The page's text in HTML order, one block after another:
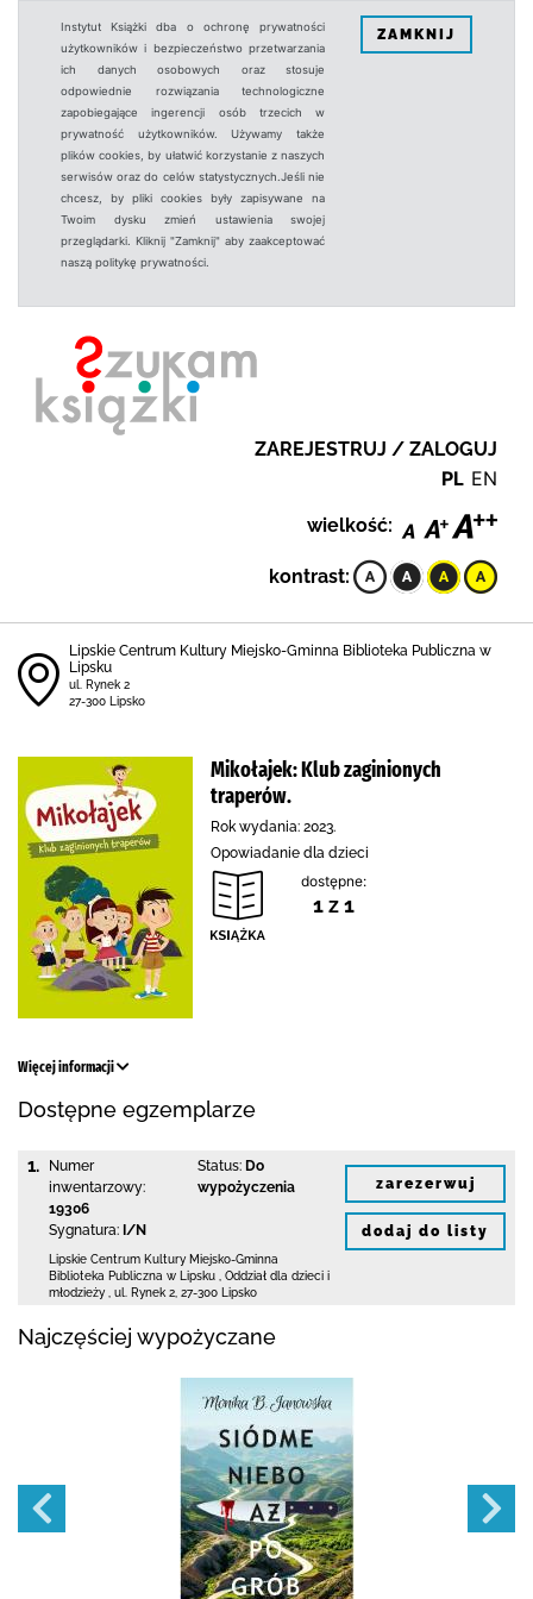
Instytut Książki dba o ochronę prywatności
użytkowników i bezpieczeństwo przetwarzania
ich danych osobowych oraz stosuje
odpowiednie rozwiązania technologiczne
zapobiegające ingerencji osób trzecich w
prywatność użytkowników. Używamy także
plików cookies, by ułatwić korzystanie z naszych
serwisów oraz do celów statystycznych.Jeśli nie
chcesz, by pliki cookies były zapisywane na
Twoim dysku zmień ustawienia swojej
przeglądarki. Kliknij "Zamknij" aby zaakceptować
naszą politykę prywatności.
ZAMKNIJ
ZAREJESTRUJ / ZALOGUJ
PL EN
wielkość:
kontrast:
Lipskie Centrum Kultury Miejsko-Gminna Biblioteka Publiczna w
Lipsku
ul. Rynek 2
27-300 Lipsko
Mikołajek: Klub zaginionych
traperów.
Rok wydania: 2023.
Opowiadanie dla dzieci
dostępne:
1 z 1
Więcej informacji
Dostępne egzemplarze
1.
Numer
inwentarzowy:
19306
Sygnatura: I/N
Status: Do
wypożyczenia
Lipskie Centrum Kultury Miejsko-Gminna
Biblioteka Publiczna w Lipsku
Oddział dla dzieci i
młodzieży , ul. Rynek 2 27-300 Lipsko
zarezerwuj
dodaj do listy
Najczęściej wypożyczane